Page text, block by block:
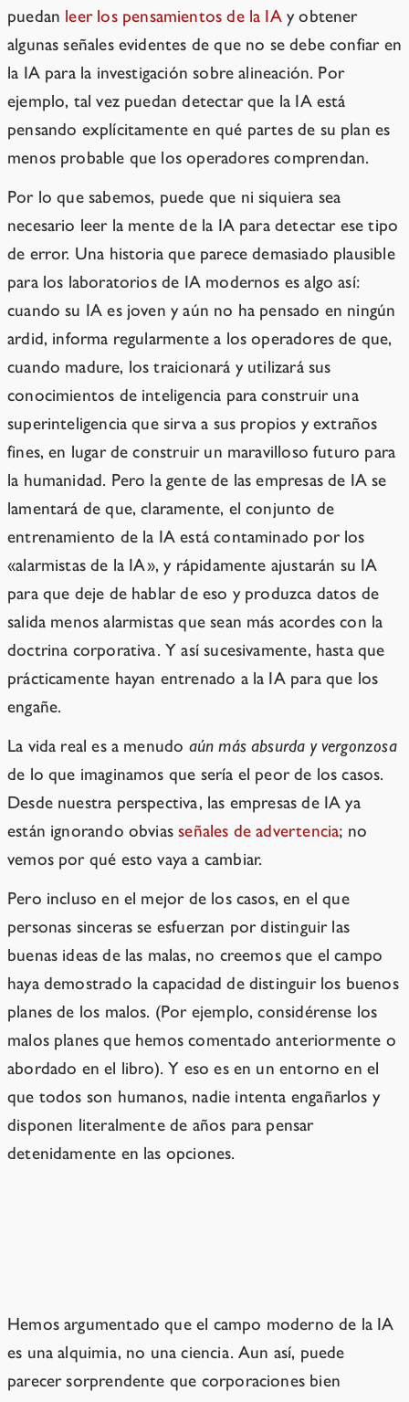
puedan leer los pensamientos de la IAy obtener
algunas señales evidentes de que no se debe confiar en
la IA para la investigación sobre alineación. Por
ejemplo, tal vez puedan detectar que la IA está
pensando explícitamente en qué partes de su plan es
menos probable que los operadores comprendan.
Por lo que sabemos, puede que ni siquiera sea
necesario leer la mente de la IA para detectar ese tipo
de error. Una historia que parece demasiado plausible
para los laboratorios de IA modernos es algo así:
cuando su IA es joven y aún no ha pensado en ningún
ardid, informa regularmente a los operadores de que,
cuando madure, los traicionará y utilizará sus
conocimientos de inteligencia para construir una
superinteligencia que sirva a sus propios y extraños
fines, en lugar de construir un maravilloso futuro para
la humanidad. Pero la gente de las empresas de IA se
lamentará de que, claramente, el conjunto de
entrenamiento de la IA está contaminado por los
«alarmistas de la IA», y rápidamente ajustarán su IA
para que deje de hablar de eso y produzca datos de
salida menos alarmistas que sean más acordes con la
doctrina corporativa. Y así sucesivamente, hasta que
prácticamente hayan entrenado a la IA para que los
engañe.
La vida real es a menudo aún más absurda y vergonzosa
de lo que imaginamos que sería el peor de los casos.
Desde nuestra perspectiva, las empresas de IA ya
están ignorando obviasseñales de advertencia; no
vemos por qué esto vaya a cambiar.
Pero incluso en el mejor de los casos, en el que
personas sinceras se esfuerzan por distinguir las
buenas ideas de las malas, no creemos que el campo
haya demostrado la capacidad de distinguir los buenos
planes de los malos. (Por ejemplo, considérense los
malos planes que hemos comentado anteriormente o
abordado en el libro). Y eso es en un entorno en el
que todos son humanos, nadie intenta engañarlos y
disponen literalmente de años para pensar
detenidamente en las opciones.
Hemos argumentado que el campo moderno de la IA
es una alquimia, no una ciencia. Aun así, puede
parecer sorprendente que corporaciones bien